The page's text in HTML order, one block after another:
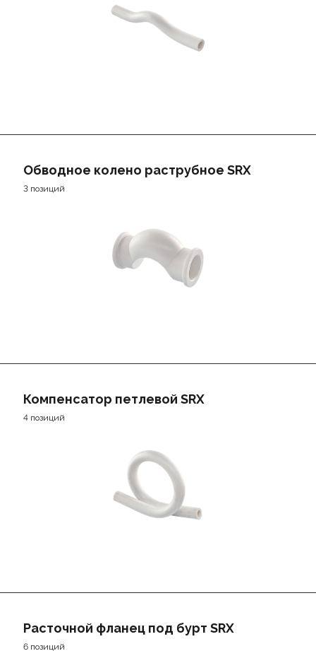
Обводное колено раструбное SRX
3 позиций
Компенсатор петлевой SRX
4 позиций
Расточной фланец под бурт SRX
6 позиций